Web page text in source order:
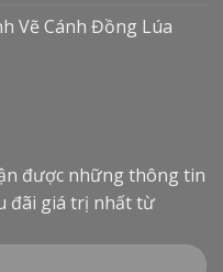
Vẽ Cánh Đồng Lúa
được những thông tin
đãi giá trị nhất từ